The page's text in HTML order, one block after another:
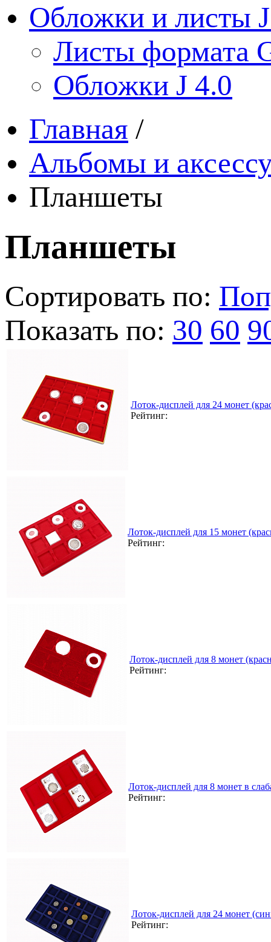
Обложки и листы
Листы формата
Обложки J 4.0
Главная /
Альбомы и
Планшеты
Планшеты
Сортировать по:
Показать по: 30 60
Лоток-дисплей для 24 монет
Рейтинг:
Лоток-дисплей для 15 монет
Рейтинг:
Лоток-дисплей для 8 монет
Рейтинг:
Лоток-дисплей для 8 монет в
Рейтинг:
Лоток-дисплей для 24 монет
Рейтинг: